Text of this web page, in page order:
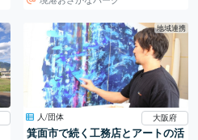
地域連携
人/団体 大阪府
箕面市で続く工務店とアートの活